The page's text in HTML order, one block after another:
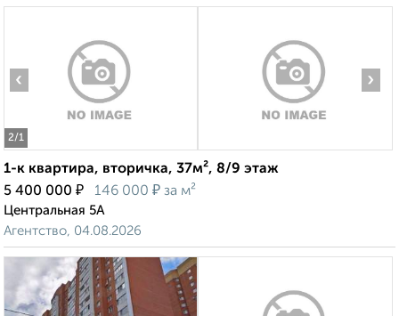
2/1
‹ ›
1-к квартира, вторичка, 37м², 8/9 этаж
5 400 000 ₽ 146 000 ₽ за м²
Центральная 5А
Агентство, 04.08.2026